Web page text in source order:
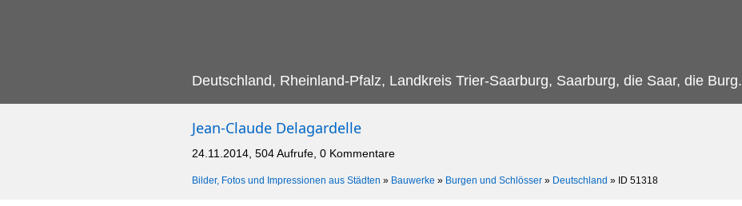
Deutschland, Rheinland-Pfalz, Landkreis Trier-Saarburg, Saarburg, die Saar, die Burg.
Jean-Claude Delagardelle
24.11.2014, 504 Aufrufe, 0 Kommentare
Bilder, Fotos und Impressionen aus Städten » Bauwerke » Burgen und Schlösser » Deutschland » ID 51318